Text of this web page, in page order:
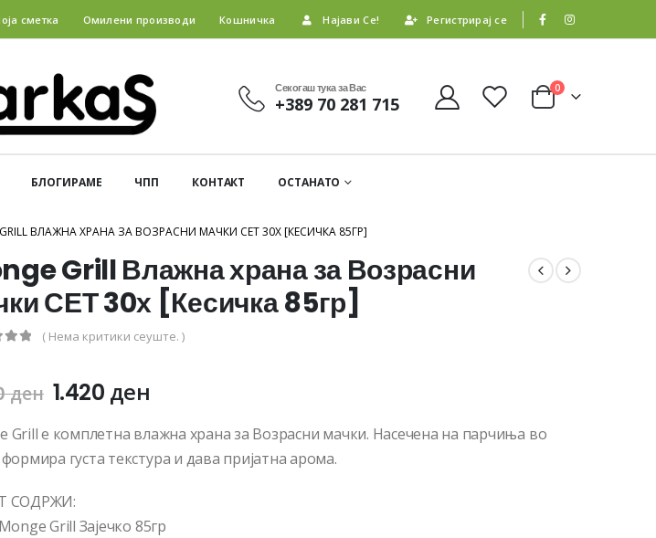
сметка Омилени производи Кошничка Најави Се! Регистрирај се
Секогаш тука за Вас
+389 70 281 715
0
БЛОГИРАМЕ ЧПП КОНТАКТ ОСТАНАТО
GRILL ВЛАЖНА ХРАНА ЗА ВОЗРАСНИ МАЧКИ СЕТ 30Х [КЕСИЧКА 85ГР]
Grill Влажна храна за Возрасни
СЕТ 30х [Кесичка 85гр]
( Нема критики сеуште. )
ден 1.420 ден
Grill е комплетна влажна храна за Возрасни мачки. Насечена на парчиња во
густа текстура и дава пријатна арома.
СОДРЖИ:
Grill Зајечко 85гр